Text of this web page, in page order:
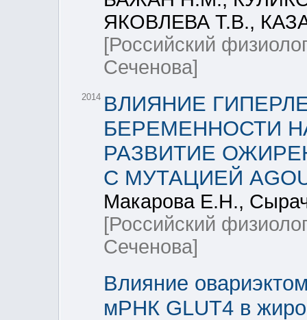
ЯКОВЛЕВА Т.В.,
[Российский
Сеченова]
2014 ВЛИЯНИЕ
БЕРЕМЕННОСТИ
РАЗВИТИЕ
С МУТАЦИЕЙ
Макарова Е.Н.,
[Российский
Сеченова]
Влияние
мРНК GLUT4 в